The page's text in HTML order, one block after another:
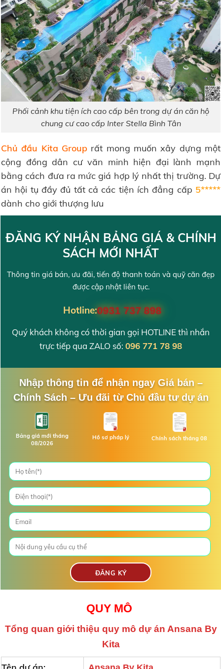
Phối cảnh khu tiện ích cao cấp bên trong dự án căn hộ
chung cư cao cấp Inter Stella Bình Tân
Chủ đầu Kita Group rất mong muốn xây dựng một
cộng đồng dân cư văn minh hiện đại lành mạnh
bằng cách đưa ra mức giá hợp lý nhất thị trường. Dự
án hội tụ đầy đủ tất cả các tiện ích đẳng cấp 5*****
dành cho giới thượng lưu
ĐĂNG KÝ NHẬN BẢNG GIÁ & CHÍNH
SÁCH MỚI NHẤT
Thông tin giá bán, ưu đãi, tiến độ thanh toán và quỹ căn đẹp
được cập nhật liên tục.
Hotline:0931 737 898
Quý khách không có thời gian gọi HOTLINE thì nhắn
trực tiếp qua ZALO số: 096 771 78 98
Nhập thông tin để nhận ngay Giá bán –
Chính Sách – Ưu đãi từ Chủ đầu tư dự án
Bảng giá mới tháng
08/2026
Hồ sơ pháp lý Chính sách tháng 08
QUY MÔ
Tổng quan giới thiệu quy mô dự án Ansana By
Kita